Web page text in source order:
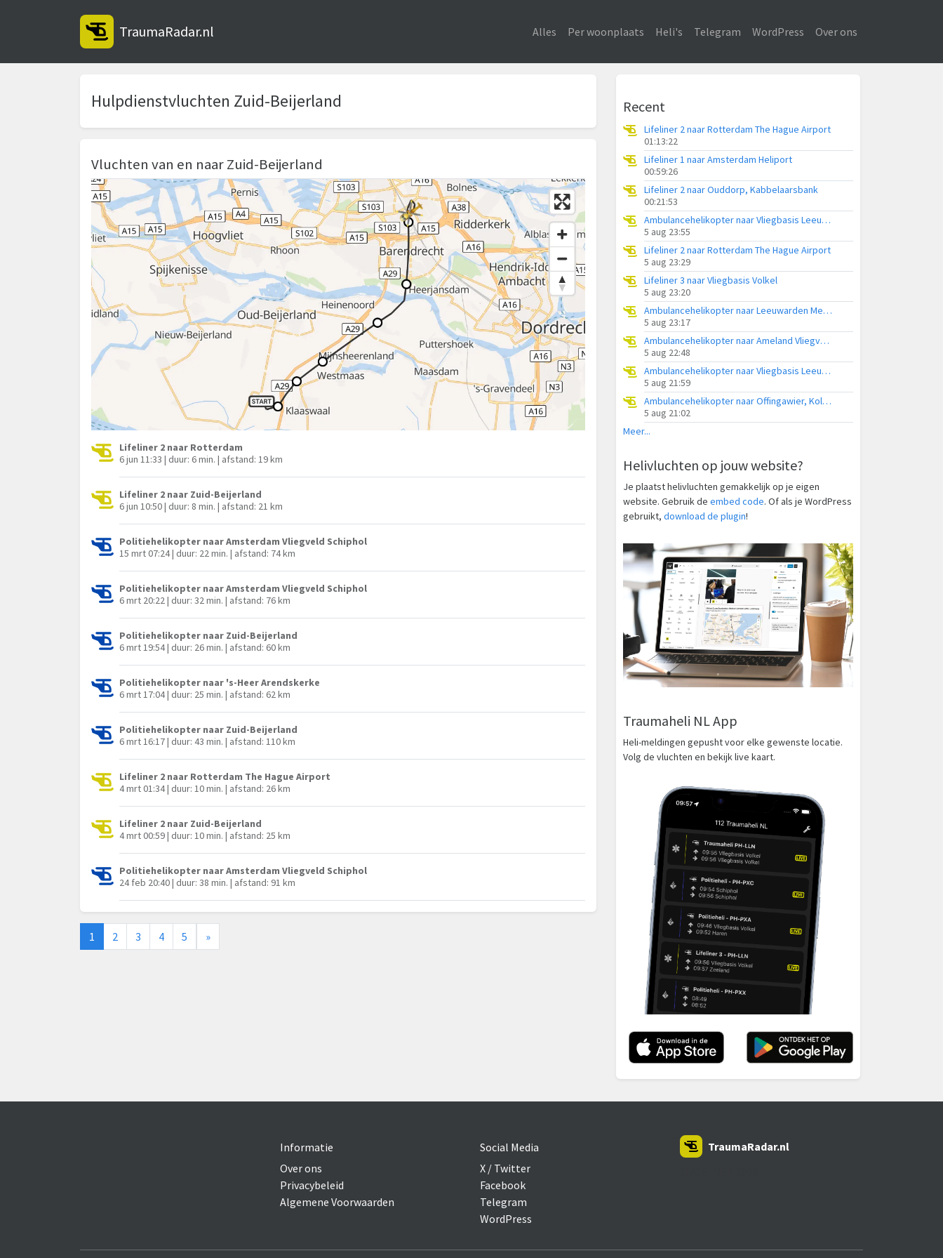
TraumaRadar.nl Alles Per woonplaats Heli's Telegram WordPress Over ons
Hulpdienstvluchten Zuid-Beijerland
Vluchten van en naar Zuid-Beijerland
Lifeliner 2 naar Rotterdam
6 jun 11:33 | duur: 6 min. | afstand: 19 km
Lifeliner 2 naar Zuid-Beijerland
6 jun 10:50 | duur: 8 min. | afstand: 21 km
Politiehelikopter naar Amsterdam Vliegveld Schiphol
15 mrt 07:24 | duur: 22 min. | afstand: 74 km
Politiehelikopter naar Amsterdam Vliegveld Schiphol
6 mrt 20:22 | duur: 32 min. | afstand: 76 km
Politiehelikopter naar Zuid-Beijerland
6 mrt 19:54 | duur: 26 min. | afstand: 60 km
Politiehelikopter naar 's-Heer Arendskerke
6 mrt 17:04 | duur: 25 min. | afstand: 62 km
Politiehelikopter naar Zuid-Beijerland
6 mrt 16:17 | duur: 43 min. | afstand: 110 km
Lifeliner 2 naar Rotterdam The Hague Airport
4 mrt 01:34 | duur: 10 min. | afstand: 26 km
Lifeliner 2 naar Zuid-Beijerland
4 mrt 00:59 | duur: 10 min. | afstand: 25 km
Politiehelikopter naar Amsterdam Vliegveld Schiphol
24 feb 20:40 | duur: 38 min. | afstand: 91 km
1 2 3 4 5 »
Recent
Lifeliner 2 naar Rotterdam The Hague Airport
01:13:22
Lifeliner 1 naar Amsterdam Heliport
00:59:26
Lifeliner 2 naar Ouddorp, Kabbelaarsbank
00:21:53
Ambulancehelikopter naar Vliegbasis Leeuwarden
5 aug 23:55
Lifeliner 2 naar Rotterdam The Hague Airport
5 aug 23:29
Lifeliner 3 naar Vliegbasis Volkel
5 aug 23:20
Ambulancehelikopter naar Leeuwarden Medical Center Heliport
5 aug 23:17
Ambulancehelikopter naar Ameland Vliegveld Ballum
5 aug 22:48
Ambulancehelikopter naar Vliegbasis Leeuwarden
5 aug 21:59
Ambulancehelikopter naar Offingawier, Kolmarslân
5 aug 21:02
Meer...
Helivluchten op jouw website?
Je plaatst helivluchten gemakkelijk op je eigen
website. Gebruik de embed code. Of als je WordPress
gebruikt, download de plugin!
Traumaheli NL App
Heli-meldingen gepusht voor elke gewenste locatie.
Volg de vluchten en bekijk live kaart.
Informatie
Over ons
Privacybeleid
Algemene Voorwaarden
Social Media
X / Twitter
Facebook
Telegram
WordPress
TraumaRadar.nl